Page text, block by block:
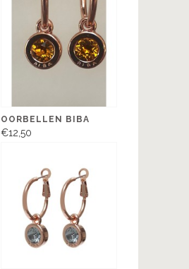
OORBELLEN BIBA
€12,50